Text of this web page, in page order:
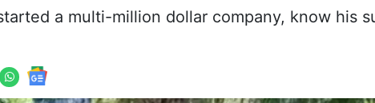
a multi-million dollar company, know his